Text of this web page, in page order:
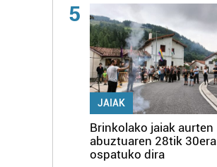
5
JAIAK
Brinkolako jaiak aurten
abuztuaren 28tik 30era
ospatuko dira